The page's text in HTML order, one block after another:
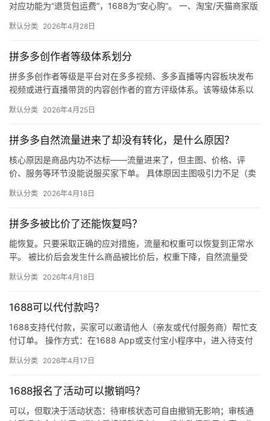
对应功能为“退货包运费”，1688为“安心购”。 一、淘宝/天猫商家版
默认分类 2026年4月28日
拼多多创作者等级体系划分
拼多多创作者等级是平台对在多多视频、多多直播等内容板块发布
视频或进行直播带货的内容创作者的官方评级体系。该等级体系以
同等级…
默认分类 2026年4月25日
拼多多自然流量进来了却没有转化，是什么原因？
核心原因是商品内功不达标——流量进来了，但主图、价格、评
价、服务等环节没能说服买家下单。 具体原因主图吸引力不足（卖
评少、…
默认分类 2026年4月18日
拼多多被比价了还能恢复吗？
能恢复。只要采取正确的应对措施，流量和权重可以恢复到正常水
平。 被比价后会发生什么商品被比价后，权重下降，自然流量受
网价格…
默认分类 2026年4月18日
1688可以代付款吗？
1688支持代付款，买家可以邀请他人（亲友或代付服务商）帮忙支
付订单。 操作方式：在1688 App或支付宝小程序中，进入待支付
默认分类 2026年4月17日
1688报名了活动可以撤销吗？
可以，但取决于活动状态：待审核状态可自由撤销无影响；审核通